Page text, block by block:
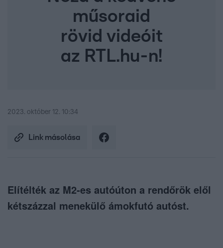
műsoraid
rövid videóit
az RTL.hu-n!
2023. október 12. 10:34
Link másolása
Elítélték az M2-es autóúton a rendőrök elől
kétszázzal menekülő ámokfutó autóst.